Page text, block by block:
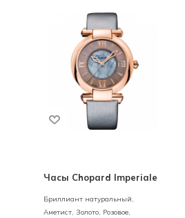
Часы Chopard Imperiale
Бриллиант натуральный,
Аметист, Золото, Розовое,